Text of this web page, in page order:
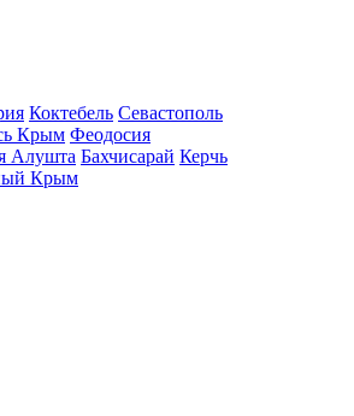
Коктебель Севастополь
Крым Феодосия
Алушта Бахчисарай Керчь
Крым